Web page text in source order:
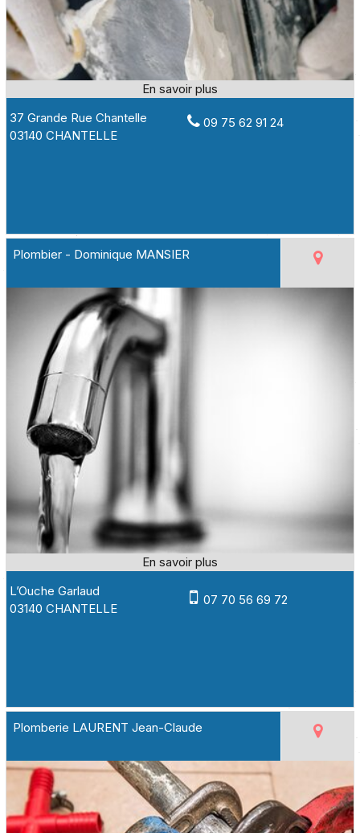
37 Grande Rue Chantelle
03140 CHANTELLE
09 75 62 91 24
Plombier - Dominique MANSIER
L’Ouche Garlaud
03140 CHANTELLE
07 70 56 69 72
Plomberie LAURENT Jean-Claude